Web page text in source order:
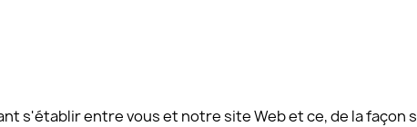
s'établir entre vous et notre site Web et ce, de la façon